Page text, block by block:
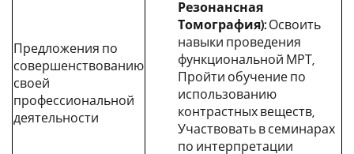
Предложения по
совершенствованию
своей
профессиональной
деятельности
Резонансная
Томография): Освоить
навыки проведения
функциональной МРТ,
Пройти обучение по
использованию
контрастных веществ,
Участвовать в семинарах
по интерпретации